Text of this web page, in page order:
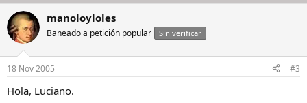
manoloyloles
Baneado a petición popular Sin verificar
18 Nov 2005 #3
Hola, Luciano.